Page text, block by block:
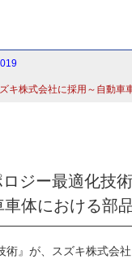
キ株式会社に採用～自動
ロジー最適化技
車体における部
』が、スズキ株式会